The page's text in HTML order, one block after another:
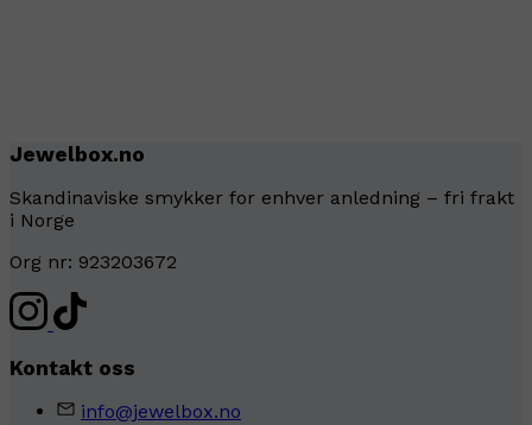
Jewelbox.no
Skandinaviske smykker for enhver anledning – fri frakt
i Norge
Org nr: 923203672
Kontakt oss
info@jewelbox.no